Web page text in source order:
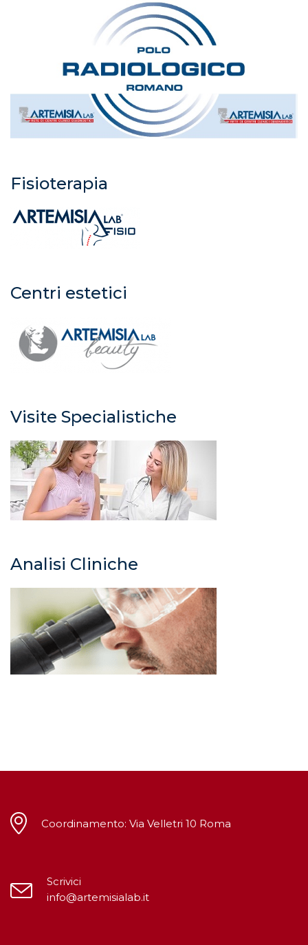
Fisioterapia
Centri estetici
Visite Specialistiche
Analisi Cliniche
Coordinamento: Via Velletri 10 Roma
Scrivici
info@artemisialab.it